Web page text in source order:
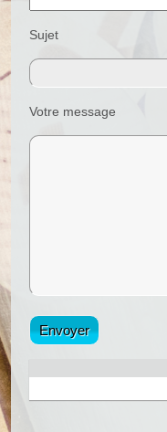
Sujet
Votre message